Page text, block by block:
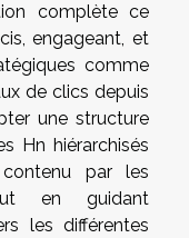
complète ce
engageant, et
comme
de clics depuis
une structure
Hn hiérarchisés
par les
en guidant
les différentes